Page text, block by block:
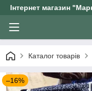
Інтернет магазин
Каталог товарів
–16%